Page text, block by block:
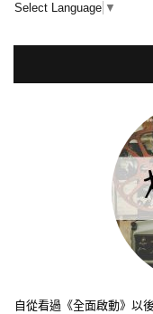
Select Language ▼
自從看過《全面啟動》以